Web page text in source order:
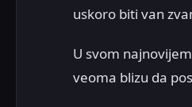
uskoro biti van
U svom
veoma blizu da